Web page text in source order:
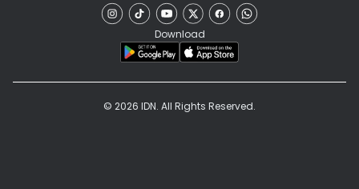
Download
© 2026 IDN. All Rights Reserved.